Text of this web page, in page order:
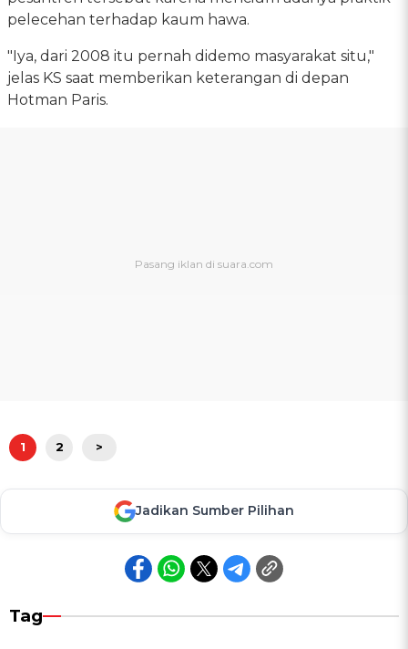
pelecehan terhadap kaum hawa.
"Iya, dari 2008 itu pernah didemo masyarakat situ,"
jelas KS saat memberikan keterangan di depan
Hotman Paris.
1 2 >
Jadikan Sumber Pilihan
Tag